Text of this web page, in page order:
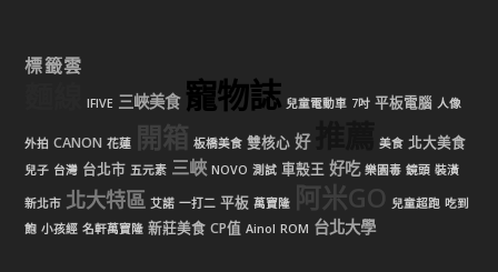
標籤雲
IFIVE 三峽美食 寵物誌 兒童電動車 7吋 平板電腦 人像
外拍 CANON 花蓮 開箱 板橋美食 雙核心 好 美食 北大美食
兒子 台灣 台北市 五元素 三峽 NOVO 測試 車殼王 好吃 樂園毒 鏡頭 裝潢
新北市 北大特區 艾諾 一打二 平板 萬寶隆 阿米GO 兒童超跑 吃到
飽 小孩經 名軒萬寶隆 新莊美食 CP值 Ainol ROM 台北大學